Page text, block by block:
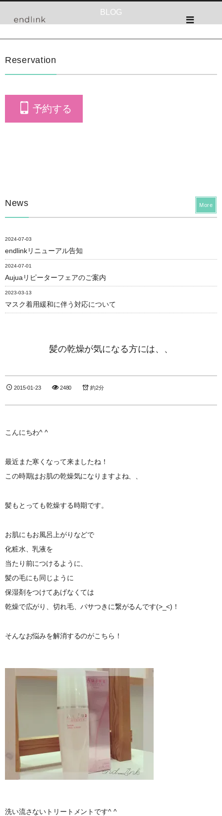
BLOG
Reservation
予約する
News
2024-07-03
endlinkリニューアル告知
2024-07-01
Aujuaリピーターフェアのご案内
2023-03-13
マスク着用緩和に伴う対応について
More
髪の乾燥が気になる方には、、
2015-01-23 2480 約2分
こんにちわ^ ^
最近また寒くなって来ましたね！
この時期はお肌の乾燥気になりますよね、、
髪もとっても乾燥する時期です。
お肌にもお風呂上がりなどで
化粧水、乳液を
当たり前につけるように、
髪の毛にも同じように
保湿剤をつけてあげなくては
乾燥で広がり、切れ毛、パサつきに繋がるんです(>_<)！
そんなお悩みを解消するのがこちら！
洗い流さないトリートメントです^ ^